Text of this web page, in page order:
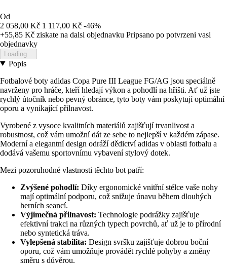
Od
2 058,00 Kč 1 117,00 Kč -46%
+55,85 Kč ziskate na dalsi objednavku Pripsano po potvrzeni vasi
objednavky
Loading...
Popis
Fotbalové boty adidas Copa Pure III League FG/AG jsou speciálně
navrženy pro hráče, kteří hledají výkon a pohodlí na hřišti. Ať už jste
rychlý útočník nebo pevný obránce, tyto boty vám poskytují optimální
oporu a vynikající přilnavost.
Vyrobené z vysoce kvalitních materiálů zajišťují trvanlivost a
robustnost, což vám umožní dát ze sebe to nejlepší v každém zápase.
Moderní a elegantní design odráží dědictví adidas v oblasti fotbalu a
dodává vašemu sportovnímu vybavení stylový dotek.
Mezi pozoruhodné vlastnosti těchto bot patří:
Zvýšené pohodlí: Díky ergonomické vnitřní stélce vaše nohy
mají optimální podporu, což snižuje únavu během dlouhých
herních seancí.
Výjimečná přilnavost: Technologie podrážky zajišťuje
efektivní trakci na různých typech povrchů, ať už je to přírodní
nebo syntetická tráva.
Vylepšená stabilita: Design svršku zajišťuje dobrou boční
oporu, což vám umožňuje provádět rychlé pohyby a změny
směru s důvěrou.